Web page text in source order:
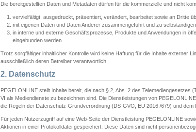
Die bereitgestellten Daten und Metadaten dürfen für die kommerzielle und nicht
vervielfältigt, ausgedruckt, präsentiert, verändert, bearbeitet sowie an Dritte
mit eigenen Daten und Daten Anderer zusammengeführt und zu
in interne und externe Geschäftsprozesse, Produkte und Anwendungen in
eingebunden werden
Trotz sorgfältiger inhaltlicher Kontrolle wird keine Haftung für die Inhalte externer
ausschließlich deren Betreiber verantwortlich.
2. Datenschutz
PEGELONLINE stellt Inhalte bereit, die nach § 2, Abs. 2 des
VI als Mediendienste zu bezeichnen sind. Die Dienstleistungen von
die Regeln der Datenschutz-Grundverordnung (DS-GVO, EU 2016 /679) und dem
Für jeden Nutzerzugriff auf eine Web-Seite der Dienstleistung PEGELONLINE
Aktionen in einer Protokolldatei gespeichert. Diese Daten sind nicht